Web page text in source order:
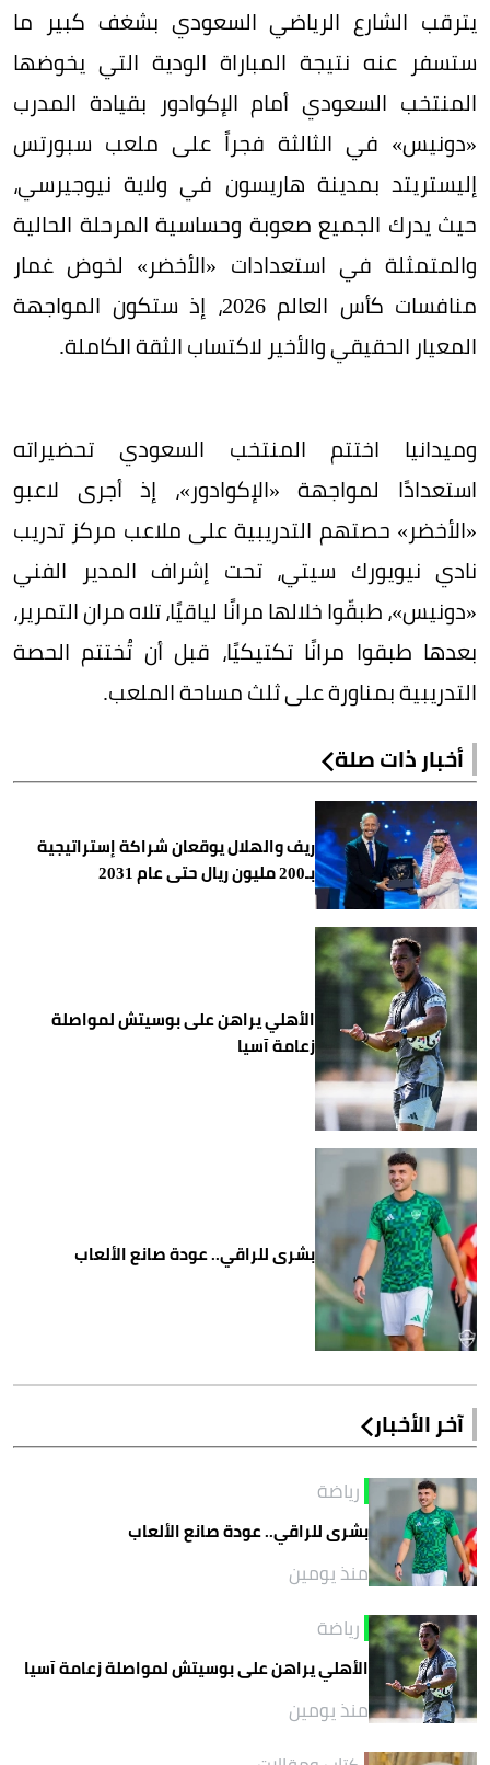
يترقب الشارع الرياضي السعودي بشغف كبير ما
ستسفر عنه نتيجة المباراة الودية التي يخوضها
المنتخب السعودي أمام الإكوادور بقيادة المدرب
«دونيس» في الثالثة فجراً على ملعب سبورتس
إليستريتد بمدينة هاريسون في ولاية نيوجيرسي،
حيث يدرك الجميع صعوبة وحساسية المرحلة الحالية
والمتمثلة في استعدادات «الأخضر» لخوض غمار
منافسات كأس العالم 2026، إذ ستكون المواجهة
المعيار الحقيقي والأخير لاكتساب الثقة الكاملة.
وميدانيا اختتم المنتخب السعودي تحضيراته
استعدادًا لمواجهة «الإكوادور»، إذ أجرى لاعبو
«الأخضر» حصتهم التدريبية على ملاعب مركز تدريب
نادي نيويورك سيتي، تحت إشراف المدير الفني
«دونيس»، طبقّوا خلالها مرانًا لياقيًا، تلاه مران التمرير،
بعدها طبقوا مرانًا تكتيكيًا، قبل أن تُختتم الحصة
التدريبية بمناورة على ثلث مساحة الملعب.
أخبار ذات صلة
ريف والهلال يوقعان شراكة إستراتيجية
بـ200 مليون ريال حتى عام 2031
الأهلي يراهن على بوسيتش لمواصلة
زعامة آسيا
بشرى للراقي.. عودة صانع الألعاب
آخر الأخبار
رياضة
بشرى للراقي.. عودة صانع الألعاب
منذ يومين
رياضة
الأهلي يراهن على بوسيتش لمواصلة زعامة آسيا
منذ يومين